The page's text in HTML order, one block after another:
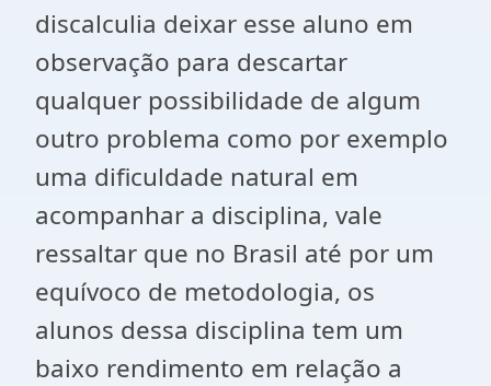
discalculia deixar esse aluno em
observação para descartar
qualquer possibilidade de algum
outro problema como por exemplo
uma dificuldade natural em
acompanhar a disciplina, vale
ressaltar que no Brasil até por um
equívoco de metodologia, os
alunos dessa disciplina tem um
baixo rendimento em relação a